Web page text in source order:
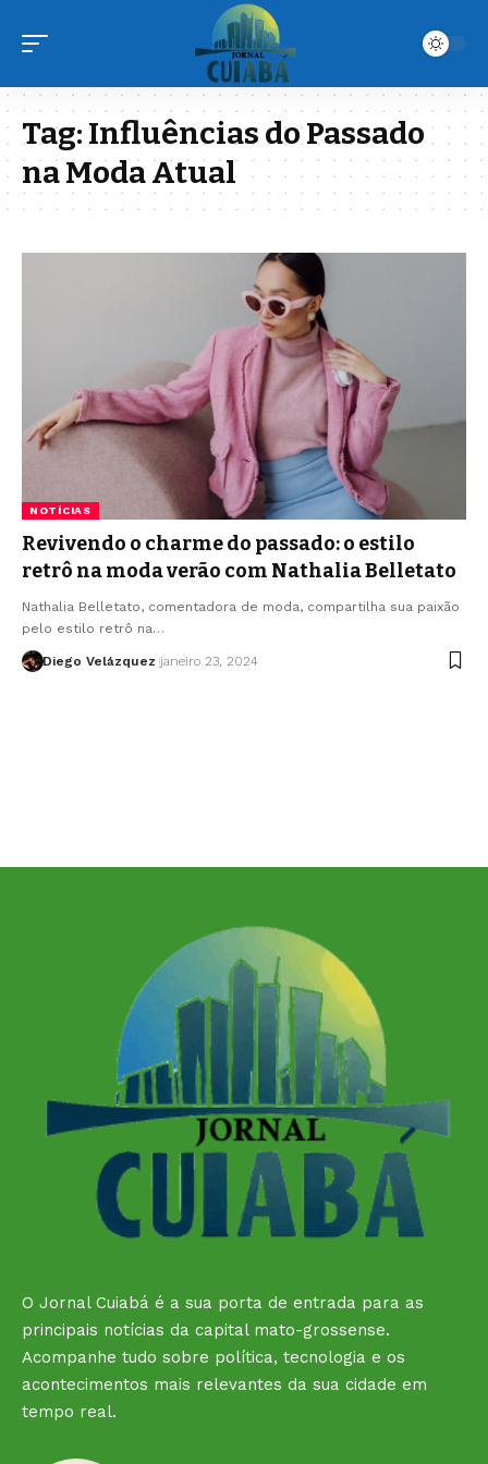
Tag:Influências do Passado
na Moda Atual
NOTÍCIAS
Revivendo o charme do passado: o estilo
retrô na moda verão com Nathalia Belletato
Nathalia Belletato, comentadora de moda, compartilha sua paixão
pelo estilo retrô na…
Diego Velázquez janeiro 23, 2024
O Jornal Cuiabá é a sua porta de entrada para as
principais notícias da capital mato-grossense.
Acompanhe tudo sobre política, tecnologia e os
acontecimentos mais relevantes da sua cidade em
tempo real.